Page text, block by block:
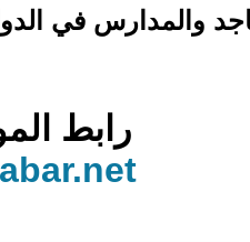
النامية رسمية
رابط